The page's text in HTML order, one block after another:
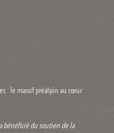
: le massif préalpin au cœur
bénéficié du soutien de la